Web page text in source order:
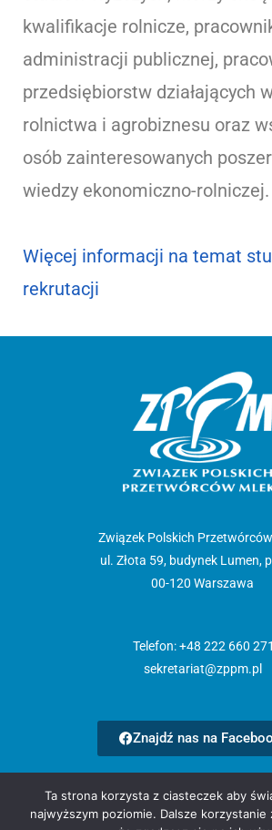
kwalifikacje rolnicze,
administracji publicznej,
przedsiębiorstw działających
rolnictwa i agrobiznesu oraz
osób zainteresowanych
wiedzy ekonomiczno-rolniczej.
Więcej informacji na temat
rekrutacji
Związek Polskich
ul. Złota 59, budynek Lumen,
00-120 Warszawa
Telefon: +48 222 660 271
sekretariat@zppm.pl
Znajdź nas na
Aktualności
Ta strona korzysta z ciasteczek aby
najwyższym poziomie. Dalsze korzystanie